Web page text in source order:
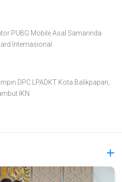
PUBG Mobile Asal Samarinda
Internasional
DPC LPADKT Kota Balikpapan,
IKN